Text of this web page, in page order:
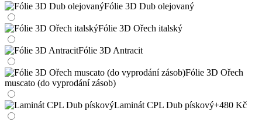
Fólie 3D Dub olejovaný
Fólie 3D Ořech italský
Fólie 3D Antracit
Fólie 3D Ořech
muscato (do vyprodání zásob)
Laminát CPL Dub pískový+480 Kč